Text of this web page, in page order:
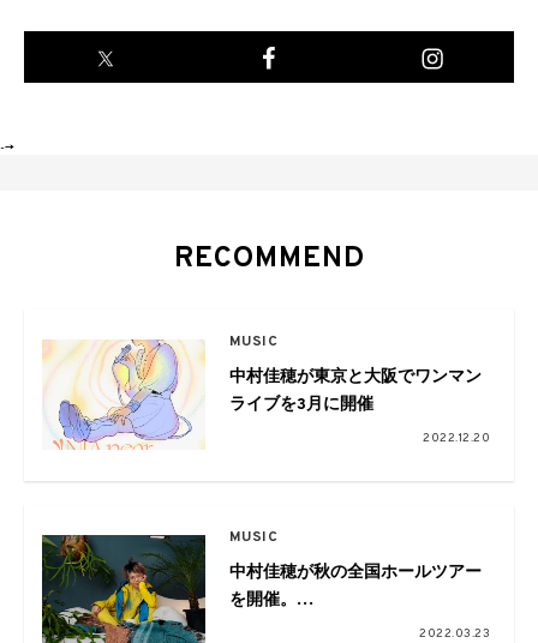
-->
RECOMMEND
MUSIC
中村佳穂が東京と大阪でワンマン
ライブを3月に開催
2022.12.20
MUSIC
中村佳穂が秋の全国ホールツアー
を開催。
本日発売のニューアルバム2022.03.23